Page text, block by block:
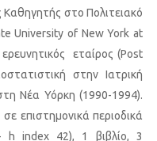
Καθηγητής στο Πολιτειακό
University of New York at
εταίρος (Post
στην Ιατρική
Νέα Υόρκη (1990-1994).
επιστημονικά περιοδικά
h index 42), 1 βιβλίο, 3